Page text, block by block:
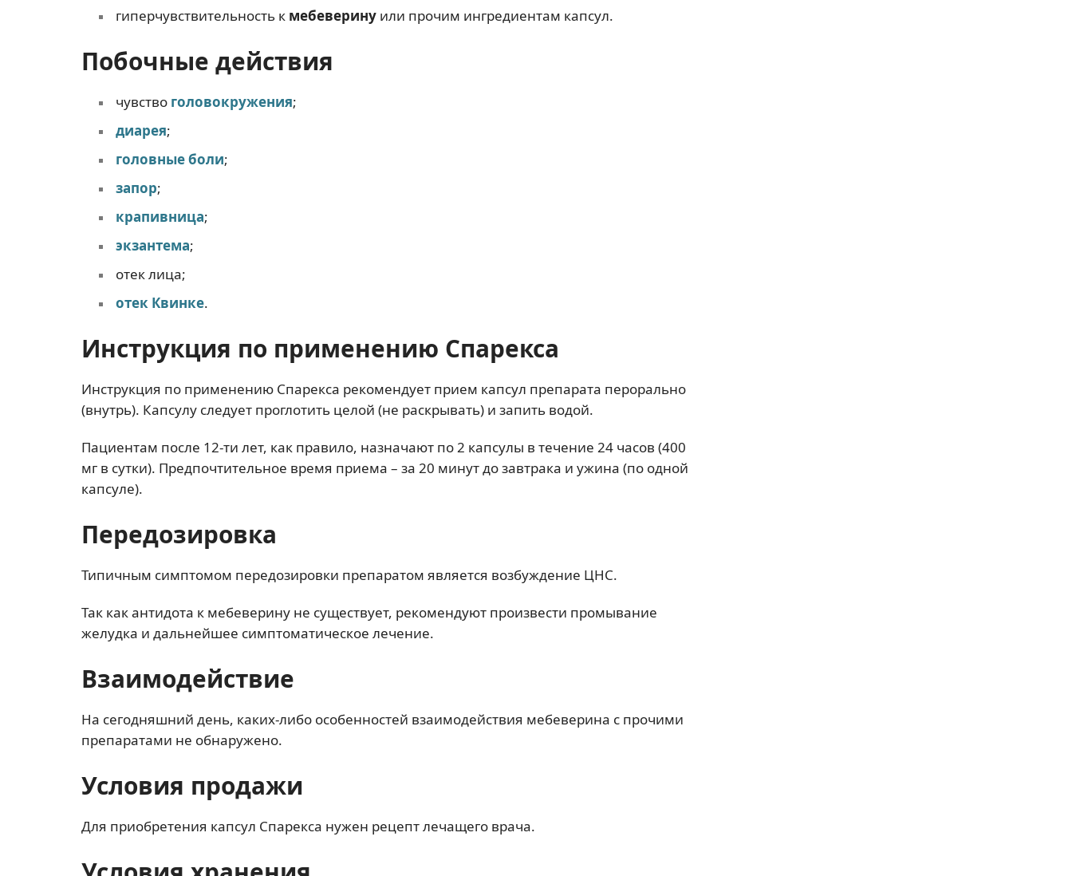
гиперчувствительность к мебеверину или прочим ингредиентам капсул.
Побочные действия
чувство головокружения;
диарея;
головные боли;
запор;
крапивница;
экзантема;
отек лица;
отек Квинке.
Инструкция по применению Спарекса
Инструкция по применению Спарекса рекомендует прием капсул препарата перорально
(внутрь). Капсулу следует проглотить целой (не раскрывать) и запить водой.
Пациентам после 12-ти лет, как правило, назначают по 2 капсулы в течение 24 часов (400
мг в сутки). Предпочтительное время приема – за 20 минут до завтрака и ужина (по одной
капсуле).
Передозировка
Типичным симптомом передозировки препаратом является возбуждение ЦНС.
Так как антидота к мебеверину не существует, рекомендуют произвести промывание
желудка и дальнейшее симптоматическое лечение.
Взаимодействие
На сегодняшний день, каких-либо особенностей взаимодействия мебеверина с прочими
препаратами не обнаружено.
Условия продажи
Для приобретения капсул Спарекса нужен рецепт лечащего врача.